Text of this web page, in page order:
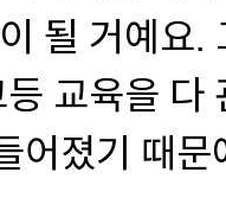
될 거예요.
교육을 다
어졌기 때